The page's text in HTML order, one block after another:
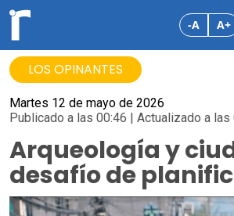
-A A+
LOS OPINANTES
Martes 12 de mayo de 2026
Publicado a las 00:46 | Actualizado a las
Arqueología y
desafío de